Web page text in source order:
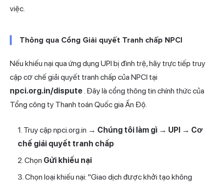
việc.
Thông qua Cổng Giải quyết Tranh chấp NPCI
Nếu khiếu nại qua ứng dụng UPI bị đình trệ, hãy trực tiếp truy
cập cơ chế giải quyết tranh chấp của NPCI tại
npci.org.in/dispute . Đây là cổng thông tin chính thức của
Tổng công ty Thanh toán Quốc gia Ấn Độ.
Truy cập npci.org.in → Chúng tôi làm gì → UPI → Cơ
chế giải quyết tranh chấp
Chọn Gửi khiếu nại
Chọn loại khiếu nại: "Giao dịch được khởi tạo không